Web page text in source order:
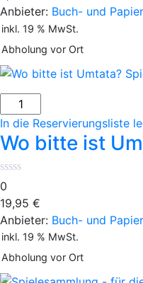
Anbieter: Buch- und
inkl. 19 % MwSt.
Abholung vor Ort
bitte
ist
Umtata?
Spiel
Menge
In die Reservierungsliste
Wo bitte ist
0
19,95 €
Anbieter: Buch- und
inkl. 19 % MwSt.
Abholung vor Ort